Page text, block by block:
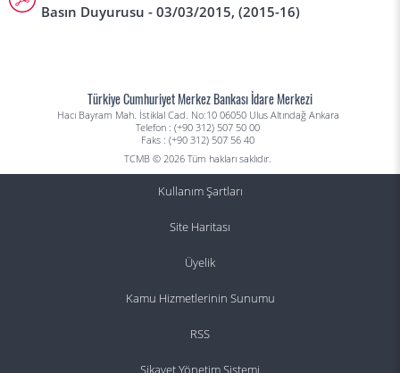
Basın Duyurusu - 03/03/2015, (2015-16)
Türkiye Cumhuriyet Merkez Bankası İdare Merkezi
Hacı Bayram Mah. İstiklal Cad. No:10 06050 Ulus Altındağ Ankara
Telefon : (+90 312) 507 50 00
Faks : (+90 312) 507 56 40
TCMB © 2026 Tüm hakları saklıdır.
Kullanım Şartları
Site Haritası
Üyelik
Kamu Hizmetlerinin Sunumu
RSS
Şikayet Yönetim Sistemi